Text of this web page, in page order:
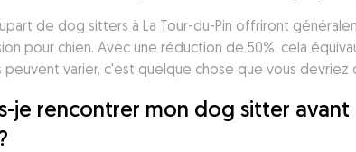
de dog sitters à La Tour-du-Pin offriront
pour chien. Avec une réduction de 50%, cela
peuvent varier, c'est quelque chose que vous
je rencontrer mon dog sitter